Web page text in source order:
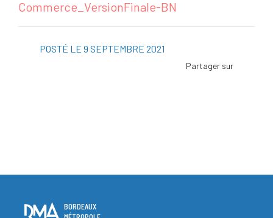
Commerce_VersionFinale-BN
POSTÉ LE 9 SEPTEMBRE 2021
Twitter
Viadeo
ScoopIt
BORDEAUX